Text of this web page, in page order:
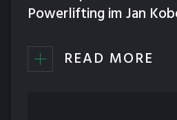
Powerlifting im Jan
READ MORE